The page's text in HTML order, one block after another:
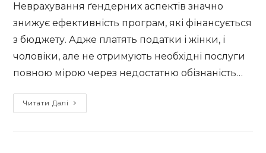
Неврахування ґендерних аспектів значно
знижує ефективність програм, які фінансується
з бюджету. Адже платять податки і жінки, і
чоловіки, але не отримують необхідні послуги
повною мірою через недостатню обізнаність…
Читати Далі
кожній